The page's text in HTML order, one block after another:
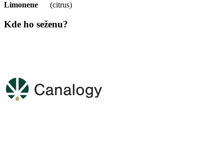
Limonene (citrus)
Kde ho seženu?